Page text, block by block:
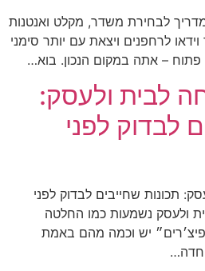
מדריך לבחירת משדר, מקלט ואנטנות
לרחפנים ויצאת עם יותר סימני
– אתה במקום הנכון. בוא…
לבית ולעסק:
לבדוק לפני
תכונות שחייבים לבדוק לפני
ולעסק נשמעות כמו החלטה
יש וכמה מהם באמת
חדה…